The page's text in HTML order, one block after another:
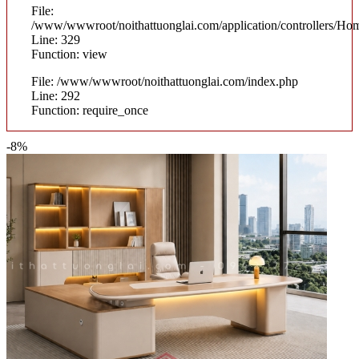
File:
/www/wwwroot/noithattuonglai.com/application/controllers/
Line: 329
Function: view
File: /www/wwwroot/noithattuonglai.com/index.php
Line: 292
Function: require_once
-8%